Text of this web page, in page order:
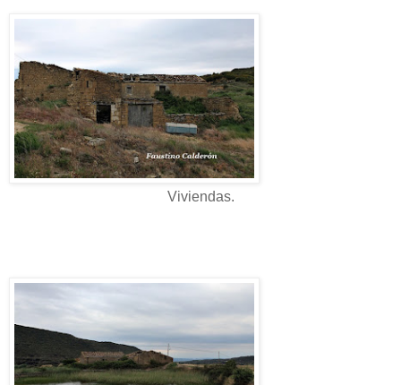
Viviendas.